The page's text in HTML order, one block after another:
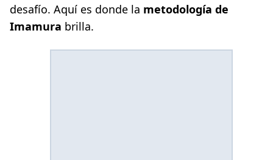
desafío. Aquí es donde la metodología de
Imamura brilla.